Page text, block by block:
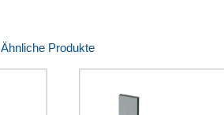
Ähnliche Produkte